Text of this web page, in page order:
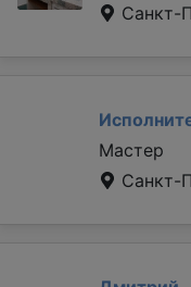
Санкт-
Мастер
Санкт-